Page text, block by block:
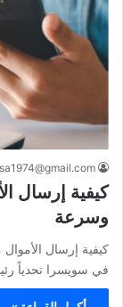
كيفية إرسال
وسرعة
كيفية إرسال
في سويسرا تحدياً